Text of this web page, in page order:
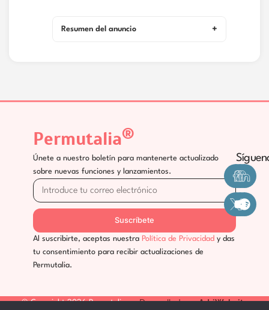
Resumen del anuncio
Permutalia®
Únete a nuestro boletín para mantenerte actualizado
sobre nuevas funciones y lanzamientos.
Suscríbete
Al suscribirte, aceptas nuestra Política de Privacidad y das
tu consentimiento para recibir actualizaciones de
Permutalia.
© Copyright 2026 Permutalia Desarrollado porAdriWebsites